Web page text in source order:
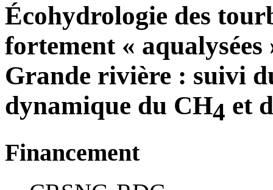
Écohydrologie des
fortement «
Grande rivière : suivi
dynamique du CH4 et
Financement